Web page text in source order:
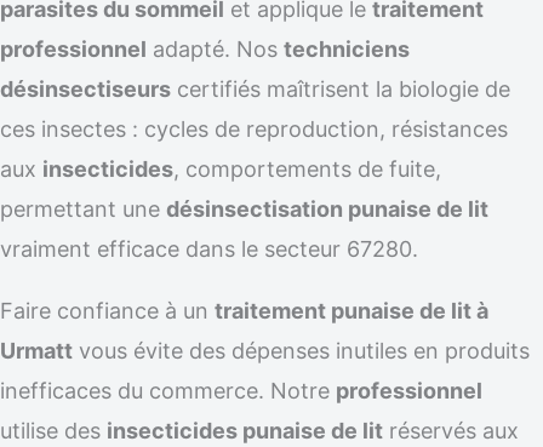
parasites du sommeil et applique le traitement
professionnel adapté. Nos techniciens
désinsectiseurs certifiés maîtrisent la biologie de
ces insectes : cycles de reproduction, résistances
aux insecticides, comportements de fuite,
permettant une désinsectisation punaise de lit
vraiment efficace dans le secteur 67280.
Faire confiance à un traitement punaise de lit à
Urmatt vous évite des dépenses inutiles en produits
inefficaces du commerce. Notre professionnel
utilise des insecticides punaise de lit réservés aux